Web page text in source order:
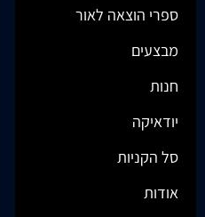
ספרי הוצאה לאור
מבצעים
חנות
יודאיקה
סל הקניות
אודות